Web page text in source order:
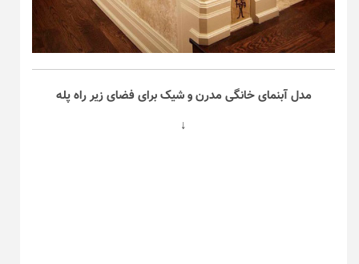
مدل آبنمای خانگی مدرن و شیک برای فضای زیر راه پله
↓